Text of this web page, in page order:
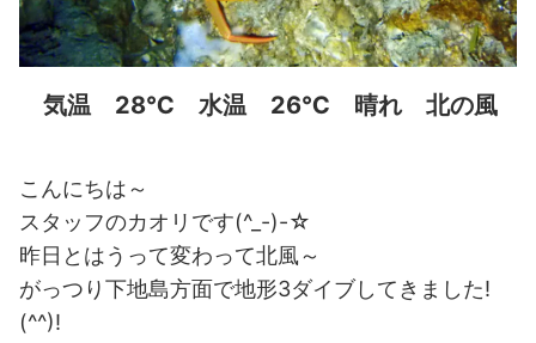
気温 28℃ 水温 26℃ 晴れ 北の風
こんにちは～
スタッフのカオリです(^_-)-☆
昨日とはうって変わって北風～
がっつり下地島方面で地形3ダイブしてきました!
(^^)!